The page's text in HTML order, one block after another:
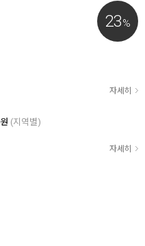
23%
자세히
(지역별)
자세히